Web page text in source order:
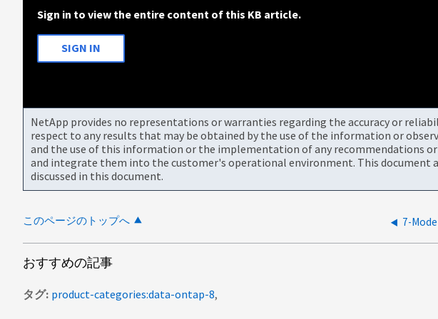
Sign in to view the entire content of this KB article.
SIGN IN
NetApp provides no representations or warranties regarding the accuracy or
respect to any results that may be obtained by the use of the information or
and the use of this information or the implementation of any recommendations
and integrate them into the customer's operational environment. This document
discussed in this document.
このページのトップへ
おすすめの記事
タグ product-categories:data-ontap-8